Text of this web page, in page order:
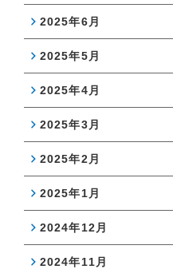
2025年6月
2025年5月
2025年4月
2025年3月
2025年2月
2025年1月
2024年12月
2024年11月